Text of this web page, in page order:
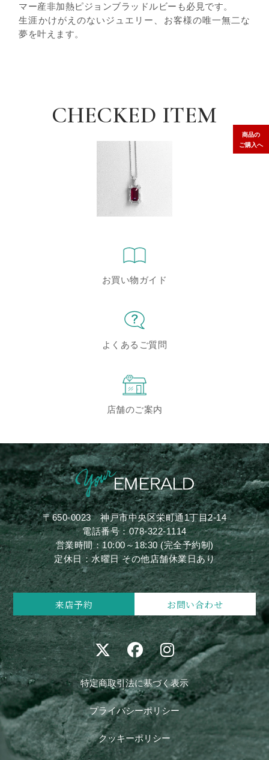
マー産非加熱ピジョンブラッドルビーも必見です。
生涯かけがえのないジュエリー、お客様の唯一無二な
夢を叶えます。
商品の
ご購入へ
CHECKED ITEM
お買い物ガイド
よくあるご質問
店舗のご案内
〒650-0023神戸市中央区栄町通1丁目2-14
電話番号：078-322-1114
営業時間：10:00～18:30 (完全予約制)
定休日：水曜日 その他店舗休業日あり
来店予約 お問い合わせ
特定商取引法に基づく表示
プライバシーポリシー
クッキーポリシー